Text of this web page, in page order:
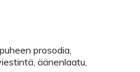
prosodia,
äänenlaatu,